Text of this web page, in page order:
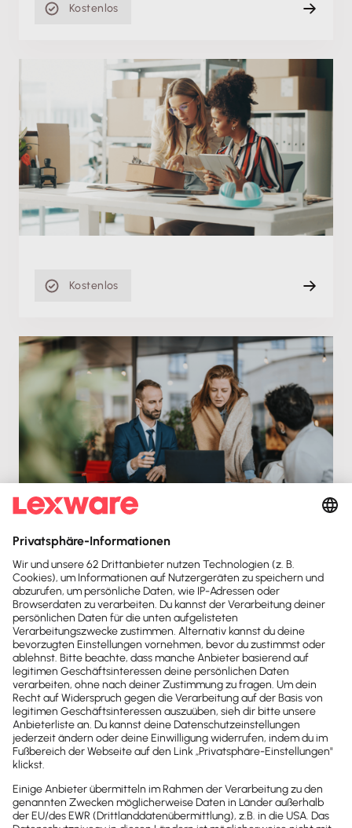
Kostenlos
Produktschulung
Erfolgreich im E-Commerce: Steuern, Prozesse
und Wachstum im Griff
Mi. 13.05.2026
Aufzeichnung
47 min
Kostenlos
Produktschulung
Direkte Zusammenarbeit mit Deiner
Steuerkanzlei über Lexware Office
Di. 05.05.2026
Aufzeichnung
64 min
Kostenlos
Kontakt
Sind noch Fragen offen?
Wir sind gerne für dich da.
0800-7234-254
Wir sind Mo-Fr von 8:00 – 18:00 Uhr für